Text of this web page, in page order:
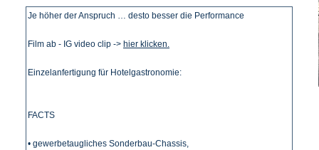
Je höher der Anspruch … desto besser die Performance
Film ab - IG video clip -> hier klicken.
Einzelanfertigung für Hotelgastronomie:
FACTS
• gewerbetaugliches Sonderbau-Chassis,